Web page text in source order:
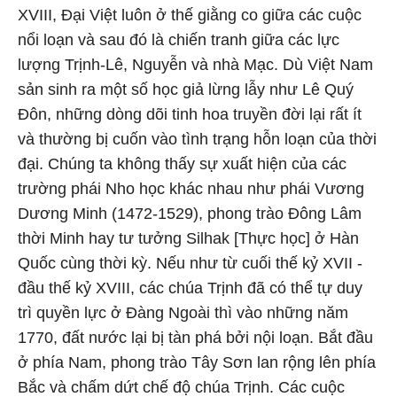
XVIII, Đại Việt luôn ở thế giằng co giữa các cuộc
nổi loạn và sau đó là chiến tranh giữa các lực
lượng Trịnh-Lê, Nguyễn và nhà Mạc. Dù Việt Nam
sản sinh ra một số học giả lừng lẫy như Lê Quý
Đôn, những dòng dõi tinh hoa truyền đời lại rất ít
và thường bị cuốn vào tình trạng hỗn loạn của thời
đại. Chúng ta không thấy sự xuất hiện của các
trường phái Nho học khác nhau như phái Vương
Dương Minh (1472-1529), phong trào Đông Lâm
thời Minh hay tư tưởng Silhak [Thực học] ở Hàn
Quốc cùng thời kỳ. Nếu như từ cuối thế kỷ XVII -
đầu thế kỷ XVIII, các chúa Trịnh đã có thể tự duy
trì quyền lực ở Đàng Ngoài thì vào những năm
1770, đất nước lại bị tàn phá bởi nội loạn. Bắt đầu
ở phía Nam, phong trào Tây Sơn lan rộng lên phía
Bắc và chấm dứt chế độ chúa Trịnh. Các cuộc